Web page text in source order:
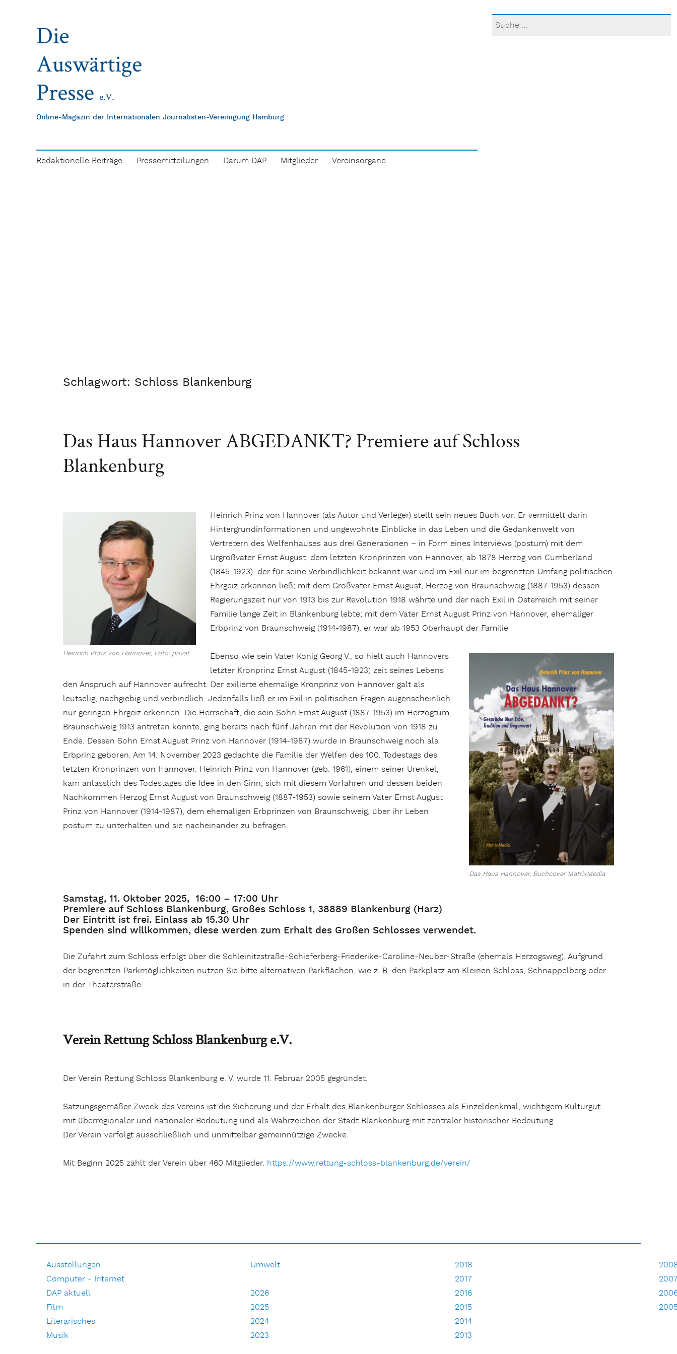
Online-Magazin der Internationalen Journalisten-Vereinigung Hamburg
Redaktionelle Beiträge Pressemitteilungen Darum DAP Mitglieder Vereinsorgane
Schlagwort: Schloss Blankenburg
Das Haus Hannover ABGEDANKT? Premiere auf Schloss
Blankenburg
Heinrich Prinz von Hannover, Foto: privat
Heinrich Prinz von Hannover (als Autor und Verleger) stellt sein neues Buch vor. Er vermittelt darin
Hintergrundinformationen und ungewohnte Einblicke in das Leben und die Gedankenwelt von
Vertretern des Welfenhauses aus drei Generationen – in Form eines Interviews (postum) mit dem
Urgroßvater Ernst August, dem letzten Kronprinzen von Hannover, ab 1878 Herzog von Cumberland
(1845-1923), der für seine Verbindlichkeit bekannt war und im Exil nur im begrenzten Umfang politischen
Ehrgeiz erkennen ließ; mit dem Großvater Ernst August, Herzog von Braunschweig (1887-1953) dessen
Regierungszeit nur von 1913 bis zur Revolution 1918 währte und der nach Exil in Österreich mit seiner
Familie lange Zeit in Blankenburg lebte; mit dem Vater Ernst August Prinz von Hannover, ehemaliger
Erbprinz von Braunschweig (1914-1987), er war ab 1953 Oberhaupt der Familie
Das Haus Hannover, Buchcover MatrixMedia
Ebenso wie sein Vater König Georg V., so hielt auch Hannovers
letzter Kronprinz Ernst August (1845-1923) zeit seines Lebens
den Anspruch auf Hannover aufrecht. Der exilierte ehemalige Kronprinz von Hannover galt als
leutselig, nachgiebig und verbindlich. Jedenfalls ließ er im Exil in politischen Fragen augenscheinlich
nur geringen Ehrgeiz erkennen. Die Herrschaft, die sein Sohn Ernst August (1887-1953) im Herzogtum
Braunschweig 1913 antreten konnte, ging bereits nach fünf Jahren mit der Revolution von 1918 zu
Ende. Dessen Sohn Ernst August Prinz von Hannover (1914-1987) wurde in Braunschweig noch als
Erbprinz geboren. Am 14. November 2023 gedachte die Familie der Welfen des 100. Todestags des
letzten Kronprinzen von Hannover. Heinrich Prinz von Hannover (geb. 1961), einem seiner Urenkel,
kam anlässlich des Todestages die Idee in den Sinn, sich mit diesem Vorfahren und dessen beiden
Nachkommen Herzog Ernst August von Braunschweig (1887-1953) sowie seinem Vater Ernst August
Prinz von Hannover (1914-1987), dem ehemaligen Erbprinzen von Braunschweig, über ihr Leben
postum zu unterhalten und sie nacheinander zu befragen.
Samstag, 11. Oktober 2025, 16:00 – 17:00 Uhr
Premiere auf Schloss Blankenburg, Großes Schloss 1, 38889 Blankenburg (Harz)
Der Eintritt ist frei. Einlass ab 15.30 Uhr
Spenden sind willkommen, diese werden zum Erhalt des Großen Schlosses verwendet.
Die Zufahrt zum Schloss erfolgt über die Schleinitzstraße-Schieferberg-Friederike-Caroline-Neuber-Straße (ehemals Herzogsweg). Aufgrund
der begrenzten Parkmöglichkeiten nutzen Sie bitte alternativen Parkflächen, wie z. B. den Parkplatz am Kleinen Schloss, Schnappelberg oder
in der Theaterstraße.
Verein Rettung Schloss Blankenburg e.V.
Der Verein Rettung Schloss Blankenburg e. V. wurde 11. Februar 2005 gegründet.
Satzungsgemäßer Zweck des Vereins ist die Sicherung und der Erhalt des Blankenburger Schlosses als Einzeldenkmal, wichtigem Kulturgut
mit überregionaler und nationaler Bedeutung und als Wahrzeichen der Stadt Blankenburg mit zentraler historischer Bedeutung.
Der Verein verfolgt ausschließlich und unmittelbar gemeinnützige Zwecke.
Mit Beginn 2025 zählt der Verein über 460 Mitglieder. https://www.rettung-schloss-blankenburg.de/verein/
Ausstellungen
Computer - Internet
DAP aktuell
Film
Literarisches
Musik
Umwelt
2026
2025
2024
2023
2018
2017
2016
2015
2014
2013